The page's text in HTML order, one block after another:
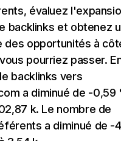
évaluez
backlinks et obtenez
des opportunités à
pourriez passer.
backlinks vers
a diminué de -0,59
k. Le nombre de
a diminué de -